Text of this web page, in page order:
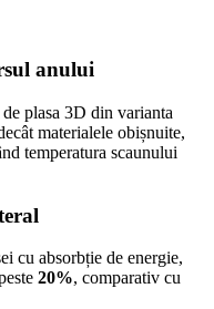
anului
plasa 3D din varianta
materialele obișnuite,
temperatura scaunului
cu absorbție de energie,
20%, comparativ cu